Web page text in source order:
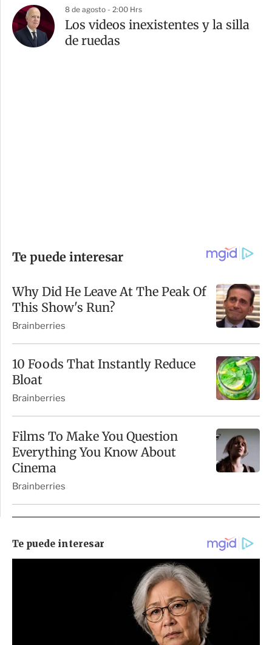
8 de agosto - 2:00 Hrs
Los videos inexistentes y la silla
de ruedas